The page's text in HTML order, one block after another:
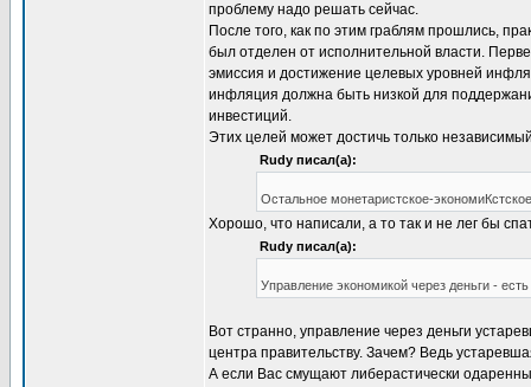
проблему надо решать сейчас.
После того, как по этим граблям прошлись,
был отделен от исполнительной власти.
эмиссия и достижение целевых уровней
инфляция должна быть низкой для
инвестиций.
Этих целей может достичь только
Rudy писал(а):
Остальное монетаристское-
Хорошо, что написали, а то так и не лег бы
Rudy писал(а):
Управление экономикой через деньги -
Вот странно, управление через деньги
центра правительству. Зачем? Ведь
А если Вас смущают либерастически